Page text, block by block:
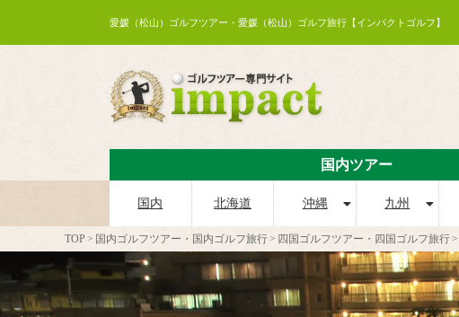
愛媛（松山）ゴルフツアー・愛媛（松山）ゴルフ旅行【インパクトゴルフ】
国内ツアー
国内 北海道 沖縄 九州
TOP 国内ゴルフツアー・国内ゴルフ旅行 四国ゴルフツアー・四国ゴルフ旅行